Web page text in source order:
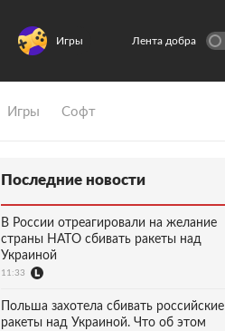
Игры Лента добра
Игры Софт
Последние новости
В России отреагировали на желание
страны НАТО сбивать ракеты над
Украиной
11:33
Польша захотела сбивать российские
ракеты над Украиной. Что об этом